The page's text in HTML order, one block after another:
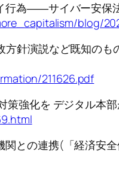
行為――サイバー安保
blog/
針演説など既知のも
211626.pdf
策強化を デジタル本
との連携(「経済安